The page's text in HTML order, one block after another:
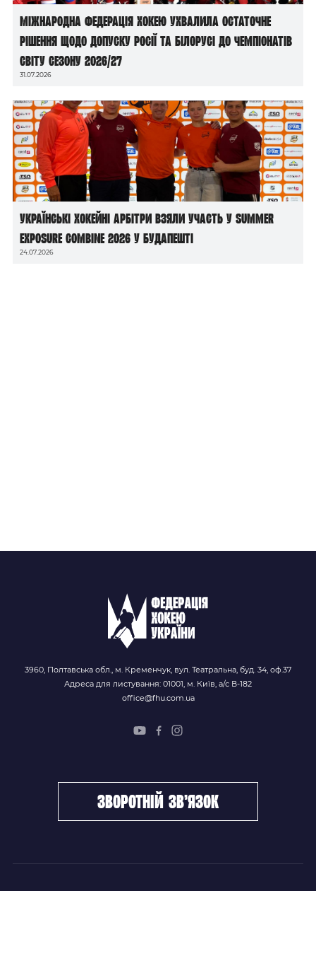
Міжнародна федерація хокею ухвалила остаточне
рішення щодо допуску росії та білорусі до чемпіонатів
світу сезону 2026/27
31.07.2026
Українські хокейні арбітри взяли участь у Summer
Exposure Combine 2026 у Будапешті
24.07.2026
3960, Полтавська обл., м. Кременчук, вул. Театральна, буд. 34, оф.37
Адреса для листування: 01001, м. Київ, а/с В-182
office@fhu.com.ua
зворотній зв’язок